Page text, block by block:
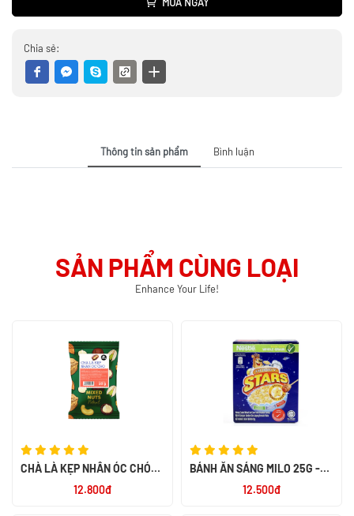
Chia sẻ:
Thông tin sản phẩm Bình luận
SẢN PHẨM CÙNG LOẠI
Enhance Your Life!
CHÀ LÀ KẸP NHÂN ÓC CHÓ
MIX NUTS 60G - SMILE NUTS
12.800đ
BÁNH ĂN SÁNG MILO 25G -
NK PHILIPPIN
12.500đ